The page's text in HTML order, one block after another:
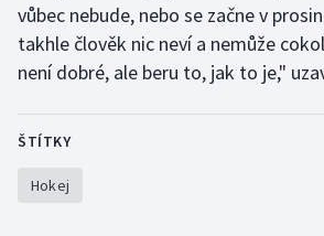
vůbec nebude, nebo se začne v
takhle člověk nic neví a nemůže
není dobré, ale beru to, jak to je,"
ŠTÍTKY
Hokej